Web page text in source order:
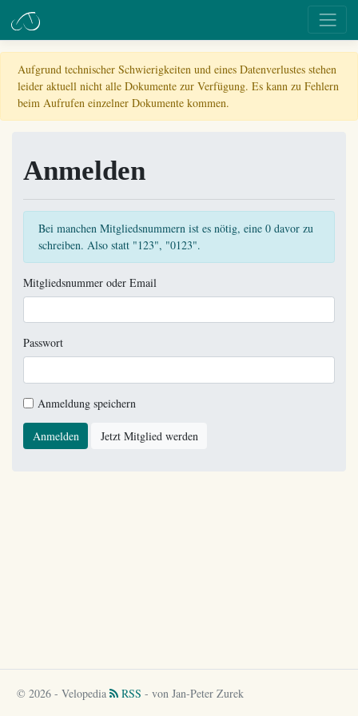
Aufgrund technischer Schwierigkeiten und eines Datenverlustes stehen
leider aktuell nicht alle Dokumente zur Verfügung. Es kann zu Fehlern
beim Aufrufen einzelner Dokumente kommen.
Anmelden
Bei manchen Mitgliedsnummern ist es nötig, eine 0 davor zu
schreiben. Also statt "123", "0123".
Mitgliedsnummer oder Email
Passwort
Anmeldung speichern
Anmelden Jetzt Mitglied werden
© 2026 - Velopedia RSS - von Jan-Peter Zurek